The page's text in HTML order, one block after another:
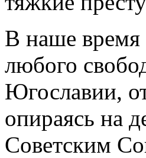
В наше время
любого
Югославии,
опираясь на
Советским